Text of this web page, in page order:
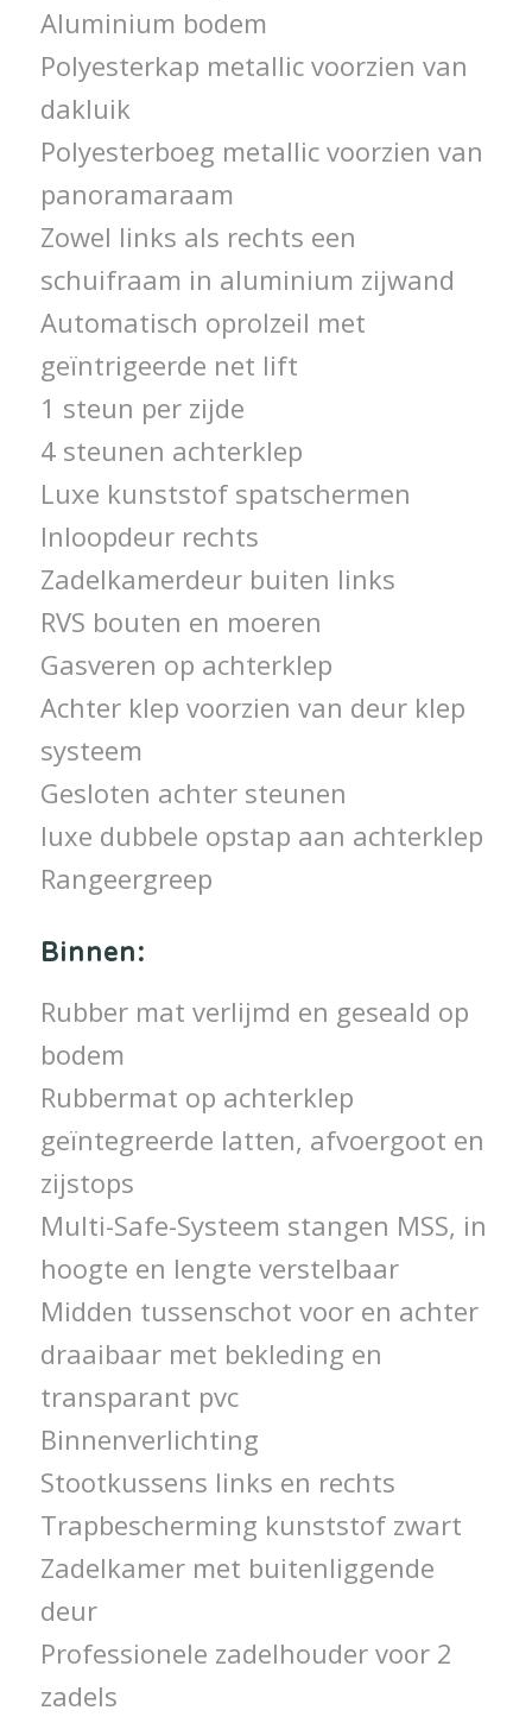
Aluminium bodem
Polyesterkap metallic voorzien van
dakluik
Polyesterboeg metallic voorzien van
panoramaraam
Zowel links als rechts een
schuifraam in aluminium zijwand
Automatisch oprolzeil met
geïntrigeerde net lift
1 steun per zijde
4 steunen achterklep
Luxe kunststof spatschermen
Inloopdeur rechts
Zadelkamerdeur buiten links
RVS bouten en moeren
Gasveren op achterklep
Achter klep voorzien van deur klep
systeem
Gesloten achter steunen
luxe dubbele opstap aan achterklep
Rangeergreep
Binnen:
Rubber mat verlijmd en geseald op
bodem
Rubbermat op achterklep
geïntegreerde latten, afvoergoot en
zijstops
Multi-Safe-Systeem stangen MSS, in
hoogte en lengte verstelbaar
Midden tussenschot voor en achter
draaibaar met bekleding en
transparant pvc
Binnenverlichting
Stootkussens links en rechts
Trapbescherming kunststof zwart
Zadelkamer met buitenliggende
deur
Professionele zadelhouder voor 2
zadels